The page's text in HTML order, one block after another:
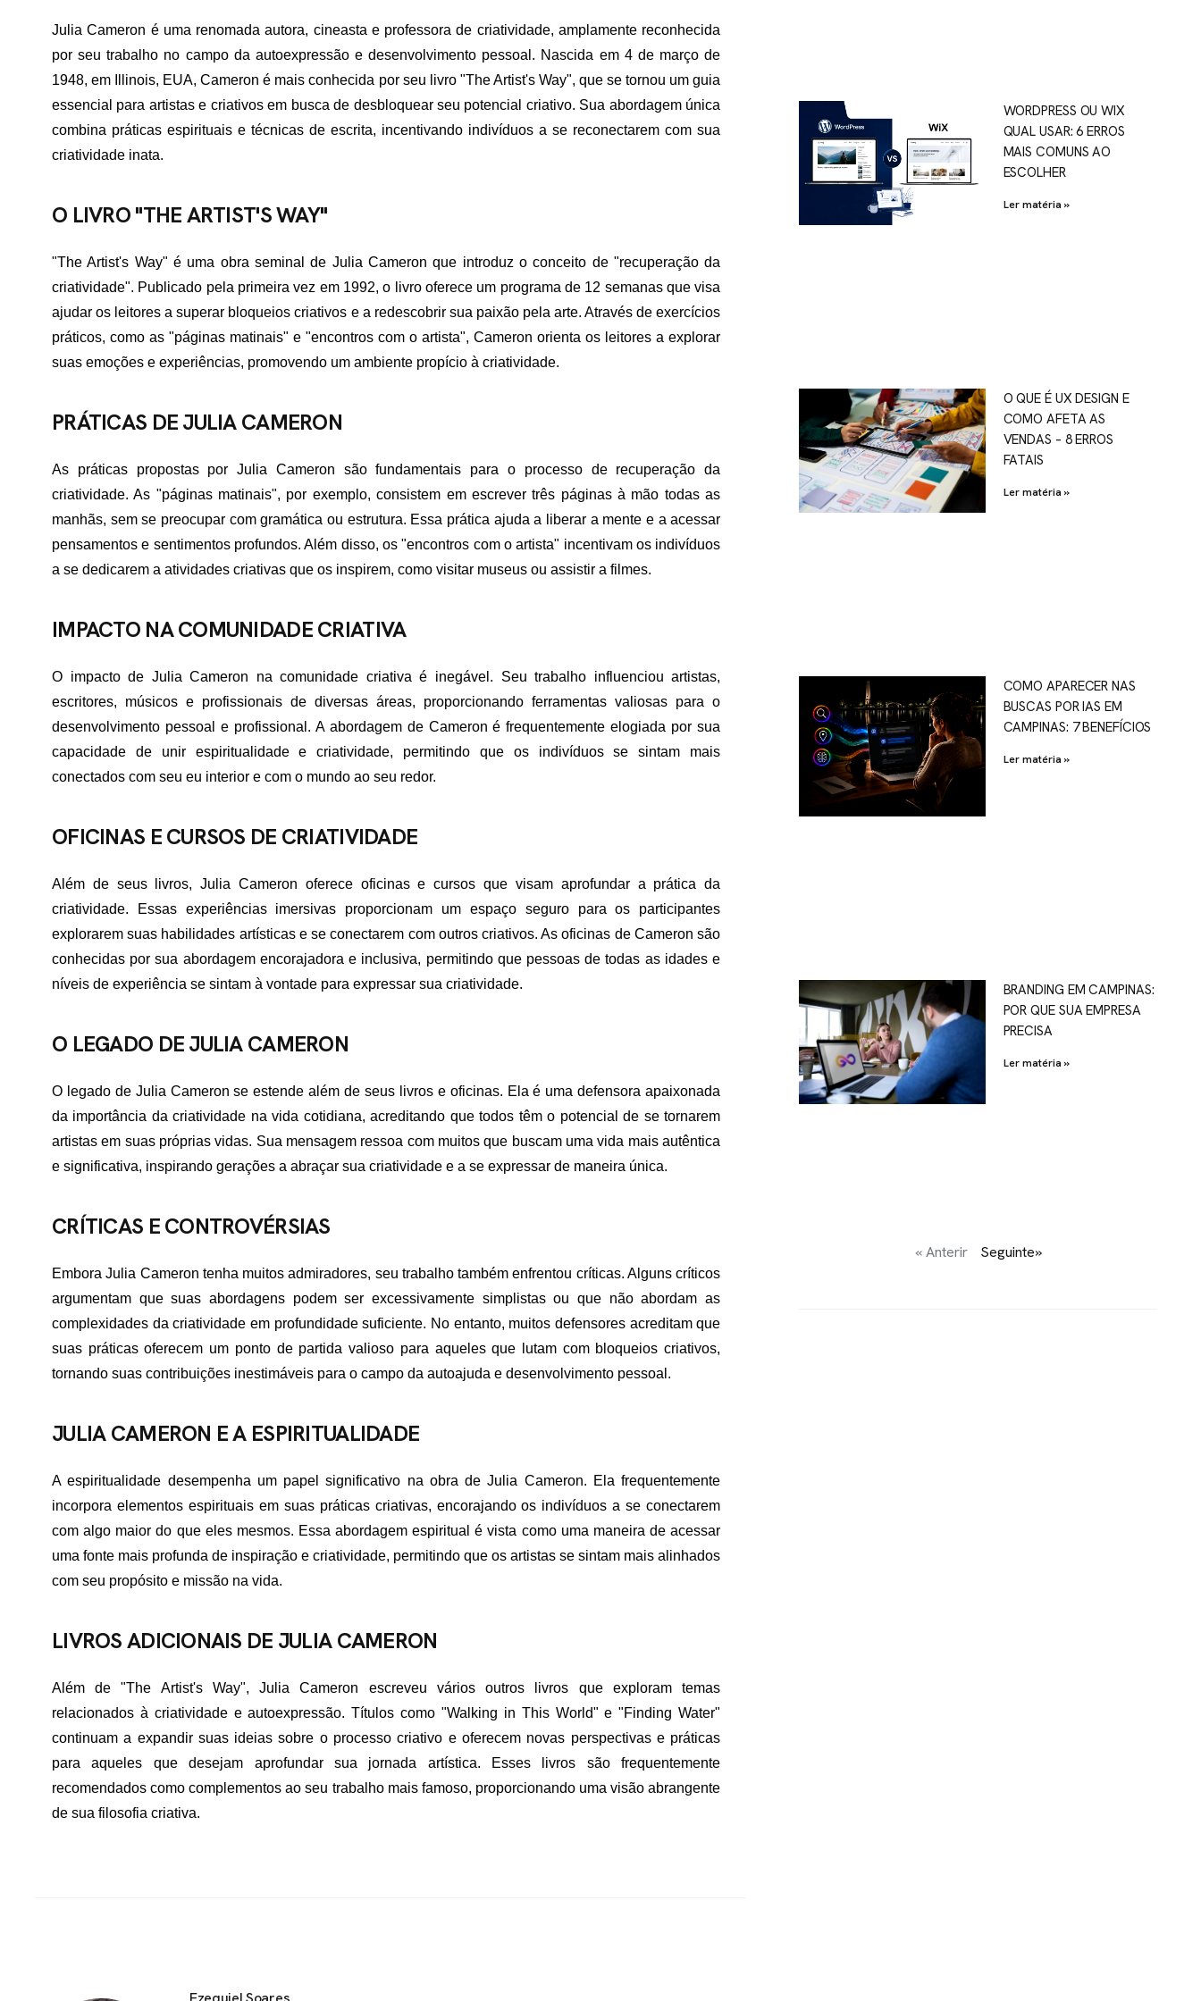
ATENDIDAS
NÓS
FALE CONOSCO
contato@eamidiadigital.com.br
Julia Cameron é uma renomada autora, cineasta e professora de criatividade, amplamente reconhecida
por seu trabalho no campo da autoexpressão e desenvolvimento pessoal. Nascida em 4 de março de
1948, em Illinois, EUA, Cameron é mais conhecida por seu livro "The Artist's Way", que se tornou um guia
essencial para artistas e criativos em busca de desbloquear seu potencial criativo. Sua abordagem única
combina práticas espirituais e técnicas de escrita, incentivando indivíduos a se reconectarem com sua
criatividade inata.
O LIVRO "THE ARTIST'S WAY"
"The Artist's Way" é uma obra seminal de Julia Cameron que introduz o conceito de "recuperação da
criatividade". Publicado pela primeira vez em 1992, o livro oferece um programa de 12 semanas que visa
ajudar os leitores a superar bloqueios criativos e a redescobrir sua paixão pela arte. Através de exercícios
práticos, como as "páginas matinais" e "encontros com o artista", Cameron orienta os leitores a explorar
suas emoções e experiências, promovendo um ambiente propício à criatividade.
PRÁTICAS DE JULIA CAMERON
As práticas propostas por Julia Cameron são fundamentais para o processo de recuperação da
criatividade. As "páginas matinais", por exemplo, consistem em escrever três páginas à mão todas as
manhãs, sem se preocupar com gramática ou estrutura. Essa prática ajuda a liberar a mente e a acessar
pensamentos e sentimentos profundos. Além disso, os "encontros com o artista" incentivam os indivíduos
a se dedicarem a atividades criativas que os inspirem, como visitar museus ou assistir a filmes.
IMPACTO NA COMUNIDADE CRIATIVA
O impacto de Julia Cameron na comunidade criativa é inegável. Seu trabalho influenciou artistas,
escritores, músicos e profissionais de diversas áreas, proporcionando ferramentas valiosas para o
desenvolvimento pessoal e profissional. A abordagem de Cameron é frequentemente elogiada por sua
capacidade de unir espiritualidade e criatividade, permitindo que os indivíduos se sintam mais
conectados com seu eu interior e com o mundo ao seu redor.
OFICINAS E CURSOS DE CRIATIVIDADE
Além de seus livros, Julia Cameron oferece oficinas e cursos que visam aprofundar a prática da
criatividade. Essas experiências imersivas proporcionam um espaço seguro para os participantes
explorarem suas habilidades artísticas e se conectarem com outros criativos. As oficinas de Cameron são
conhecidas por sua abordagem encorajadora e inclusiva, permitindo que pessoas de todas as idades e
níveis de experiência se sintam à vontade para expressar sua criatividade.
O LEGADO DE JULIA CAMERON
O legado de Julia Cameron se estende além de seus livros e oficinas. Ela é uma defensora apaixonada
da importância da criatividade na vida cotidiana, acreditando que todos têm o potencial de se tornarem
artistas em suas próprias vidas. Sua mensagem ressoa com muitos que buscam uma vida mais autêntica
e significativa, inspirando gerações a abraçar sua criatividade e a se expressar de maneira única.
CRÍTICAS E CONTROVÉRSIAS
Embora Julia Cameron tenha muitos admiradores, seu trabalho também enfrentou críticas. Alguns críticos
argumentam que suas abordagens podem ser excessivamente simplistas ou que não abordam as
complexidades da criatividade em profundidade suficiente. No entanto, muitos defensores acreditam que
suas práticas oferecem um ponto de partida valioso para aqueles que lutam com bloqueios criativos,
tornando suas contribuições inestimáveis para o campo da autoajuda e desenvolvimento pessoal.
JULIA CAMERON E A ESPIRITUALIDADE
A espiritualidade desempenha um papel significativo na obra de Julia Cameron. Ela frequentemente
incorpora elementos espirituais em suas práticas criativas, encorajando os indivíduos a se conectarem
com algo maior do que eles mesmos. Essa abordagem espiritual é vista como uma maneira de acessar
uma fonte mais profunda de inspiração e criatividade, permitindo que os artistas se sintam mais alinhados
com seu propósito e missão na vida.
LIVROS ADICIONAIS DE JULIA CAMERON
Além de "The Artist's Way", Julia Cameron escreveu vários outros livros que exploram temas
relacionados à criatividade e autoexpressão. Títulos como "Walking in This World" e "Finding Water"
continuam a expandir suas ideias sobre o processo criativo e oferecem novas perspectivas e práticas
para aqueles que desejam aprofundar sua jornada artística. Esses livros são frequentemente
recomendados como complementos ao seu trabalho mais famoso, proporcionando uma visão abrangente
de sua filosofia criativa.
WORDPRESS OU WIX
QUAL USAR: 6 ERROS
MAIS COMUNS AO
ESCOLHER
Ler matéria »
O QUE É UX DESIGN E
COMO AFETA AS
VENDAS – 8 ERROS
FATAIS
Ler matéria »
COMO APARECER NAS
BUSCAS POR IAS EM
CAMPINAS: 7 BENEFÍCIOS
Ler matéria »
BRANDING EM CAMPINAS:
POR QUE SUA EMPRESA
PRECISA
Ler matéria »
« Anterir Seguinte»